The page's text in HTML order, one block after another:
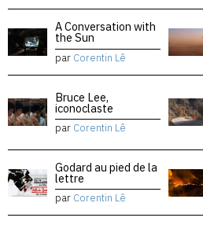
A Conversation with
the Sun
par Corentin Lê
Bruce Lee,
iconoclaste
par Corentin Lê
Godard au pied de la
lettre
par Corentin Lê